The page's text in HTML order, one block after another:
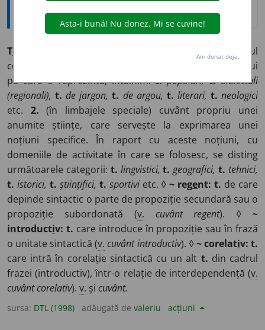
Jargon
T
(în limbajul
comun) cuvânt, vorbă. În raport cu sfera vocabularului
pe care o reprezintă, întâlnim:t. populari, t. dialectali
(regionali), t. de jargon, t. de argou, t. literari, t. neologici
etc. 2. (în limbajele speciale) cuvânt propriu unei
anumite științe, care servește la exprimarea unei
noțiuni specifice. În raport cu aceste noțiuni, cu
domeniile de activitate în care se folosesc, se disting
următoarele categorii: t. lingvistici, t. geografici, t. tehnici,
t. istorici, t. științifici, t. sportivietc. ◊~ regent: t. de care
depinde sintactic o parte de propoziție secundară sau o
propoziție subordonată (v. cuvânt regent). ◊~
introductiv: t. care introduce în propoziție sau în frază
o unitate sintactică (v. cuvânt introductiv). ◊~ corelativ: t.
care intră în corelație sintactică cu un alt t. din cadrul
frazei (introductiv), într-o relație de interdependență (v.
cuvânt corelativ). v. și cuvânt.
sursa: DTL (1998) adăugată de valeriu acțiuni
Am donat deja.